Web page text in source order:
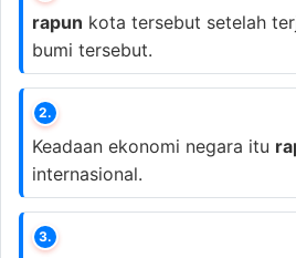
rapun kota tersebut setelah
bumi tersebut.
2.
Keadaan ekonomi negara itu
internasional.
3.